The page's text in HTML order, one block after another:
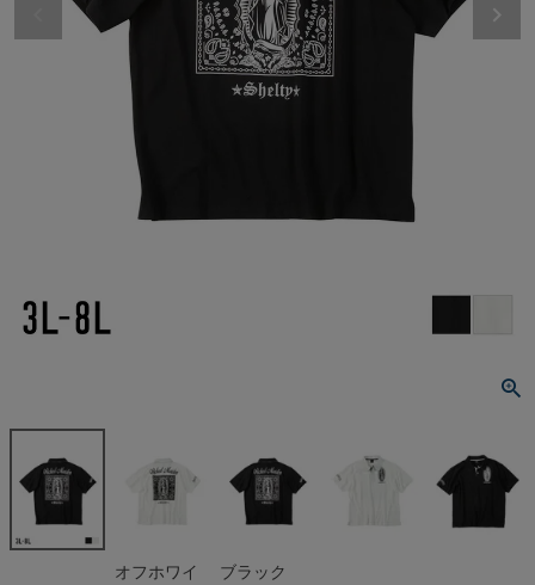
オフホワイ
ブラック